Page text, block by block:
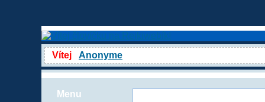
Vítej Anonyme
Menu